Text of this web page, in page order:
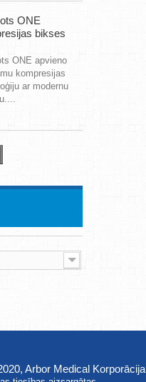
ONE
bikses
ONE apvieno
kompresijas
ar modernu
Arbor Medical Korporācija